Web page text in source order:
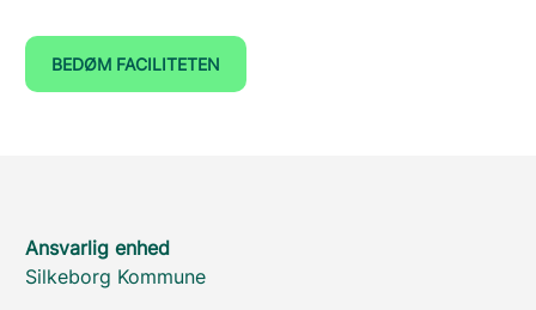
BEDØM FACILITETEN
Ansvarlig enhed
Silkeborg Kommune